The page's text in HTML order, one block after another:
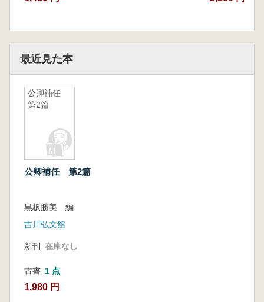
最近見た本
公卿補任
第2篇
公卿補任 第2篇
黒板勝美 編
吉川弘文館
新刊 在庫なし
古書 1 点
1,980 円